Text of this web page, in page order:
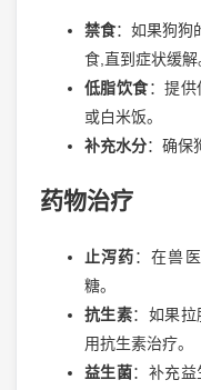
禁食：如果狗狗
食,直到症状缓解
低脂饮食：提供
或白米饭。
补充水分：确保
药物治疗
止泻药：在兽
糖。
抗生素：如果
用抗生素治疗。
益生菌：补充